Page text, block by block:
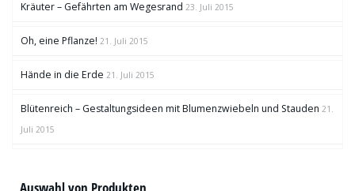
Kräuter – Gefährten am Wegesrand 23. Juli 2015
Oh, eine Pflanze! 21. Juli 2015
Hände in die Erde 21. Juli 2015
Blütenreich – Gestaltungsideen mit Blumenzwiebeln und Stauden 21.
Juli 2015